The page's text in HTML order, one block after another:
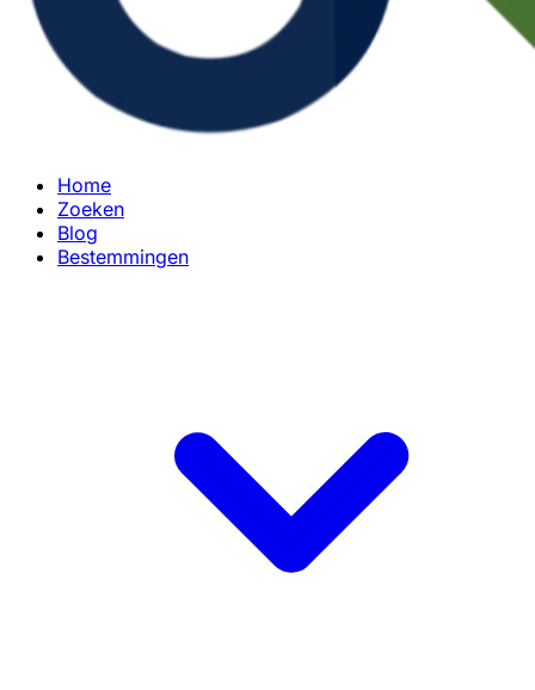
Home
Zoeken
Blog
Bestemmingen